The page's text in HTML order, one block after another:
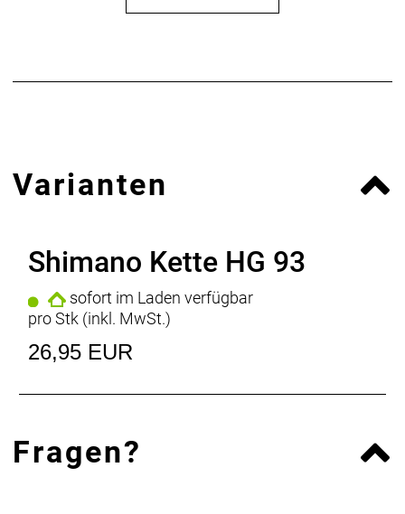
Varianten
Shimano Kette HG 93
sofort im Laden verfügbar
pro Stk (inkl. MwSt.)
26,95 EUR
Fragen?